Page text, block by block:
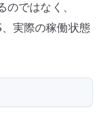
ではなく、
実際の稼働状態